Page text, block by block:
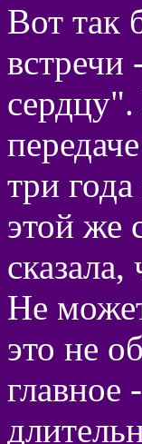
Вот так
встречи
три
этой же
Не
это не
главное